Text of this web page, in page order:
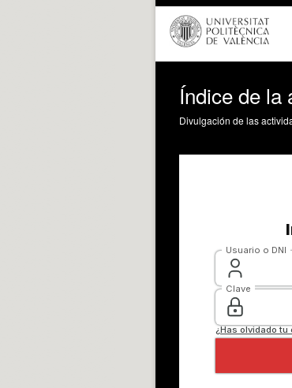
Índice de la
Divulgación de las